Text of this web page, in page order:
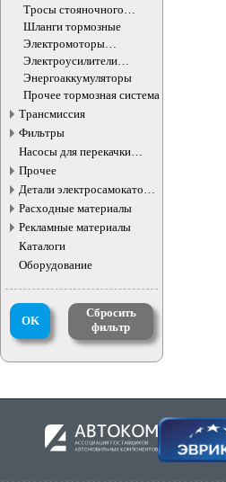
Тросы стояночного
тормоза
Шланги тормозные
Электромоторы
стояночного тормоза
Электроусилители
тормозов
Энергоаккумуляторы
Прочее тормозная система
Трансмиссия
Фильтры
Насосы для перекачки
жидкостей
Прочее
Детали электросамокатов и
электротранспорта
Расходные материалы
Рекламные материалы
Каталоги
Оборудование
OK
Сбросить
фильтр